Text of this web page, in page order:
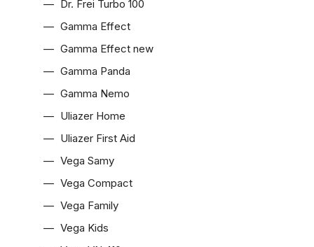
Dr. Frei Turbo 100
Gamma Effect
Gamma Effect new
Gamma Panda
Gamma Nemo
Uliazer Home
Uliazer First Aid
Vega Samy
Vega Compact
Vega Family
Vega Kids